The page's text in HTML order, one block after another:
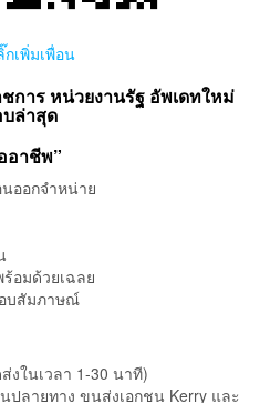
กเพิ่มเพื่อน
การ หน่วยงานรัฐ อัพเดทใหม่
ล่าสุด
อาชีพ”
ออกจำหน่าย
อมด้วยเฉลย
บสัมภาษณ์
งในเวลา 1-30 นาที)
ปลายทาง ขนส่งเอกชน Kerry และ